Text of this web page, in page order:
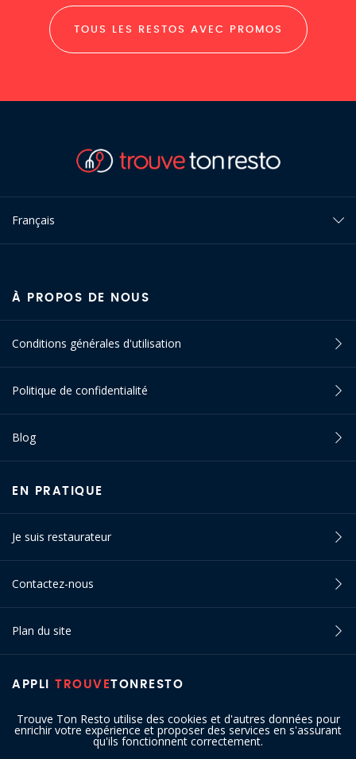
TOUS LES RESTOS AVEC PROMOS
Trouve Ton Resto utilise des cookies et d'autres données pour
enrichir votre expérience et proposer des services en s'assurant
qu'ils fonctionnent correctement.
Français
APPLI TROUVETONRESTO
À PROPOS DE NOUS
Conditions générales d'utilisation
Politique de confidentialité
Blog
EN PRATIQUE
Je suis restaurateur
Contactez-nous
Plan du site